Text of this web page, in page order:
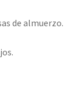
de almuerzo.